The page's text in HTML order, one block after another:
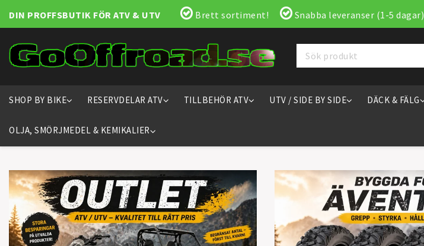
DIN PROFFSBUTIK FÖR ATV & UTV Brett sortiment! Snabba leveranser (1-5 dagar)
SHOP BY BIKE RESERVDELAR ATV TILLBEHÖR ATV UTV / SIDE BY SIDE DÄCK & FÄLG
OLJA, SMÖRJMEDEL & KEMIKALIER